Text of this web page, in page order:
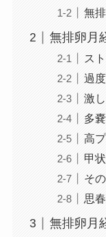
無
無排卵月
ス
過
激
多
高
甲
そ
思
無排卵月